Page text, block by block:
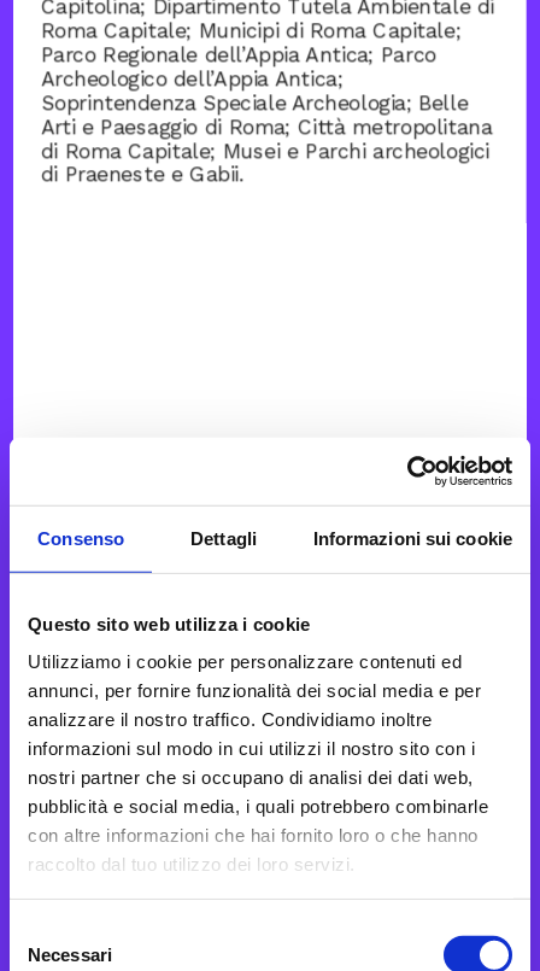
Consenso Dettagli Informazioni sui cookie
Questo sito web utilizza i cookie
Utilizziamo i cookie per personalizzare contenuti ed
annunci, per fornire funzionalità dei social media e per
analizzare il nostro traffico. Condividiamo inoltre
informazioni sul modo in cui utilizzi il nostro sito con i
nostri partner che si occupano di analisi dei dati web,
pubblicità e social media, i quali potrebbero combinarle
con altre informazioni che hai fornito loro o che hanno
raccolto dal tuo utilizzo dei loro servizi.
delNecessari
Capitolina; Dipartimento Tutela Ambientale di
Roma Capitale; Municipi di Roma Capitale;
Parco Regionale dell’Appia Antica; Parco
Archeologico dell’Appia Antica;
Soprintendenza Speciale Archeologia; Belle
Arti e Paesaggio di Roma; Città metropolitana
di Roma Capitale; Musei e Parchi archeologici
di Praeneste e Gabii.